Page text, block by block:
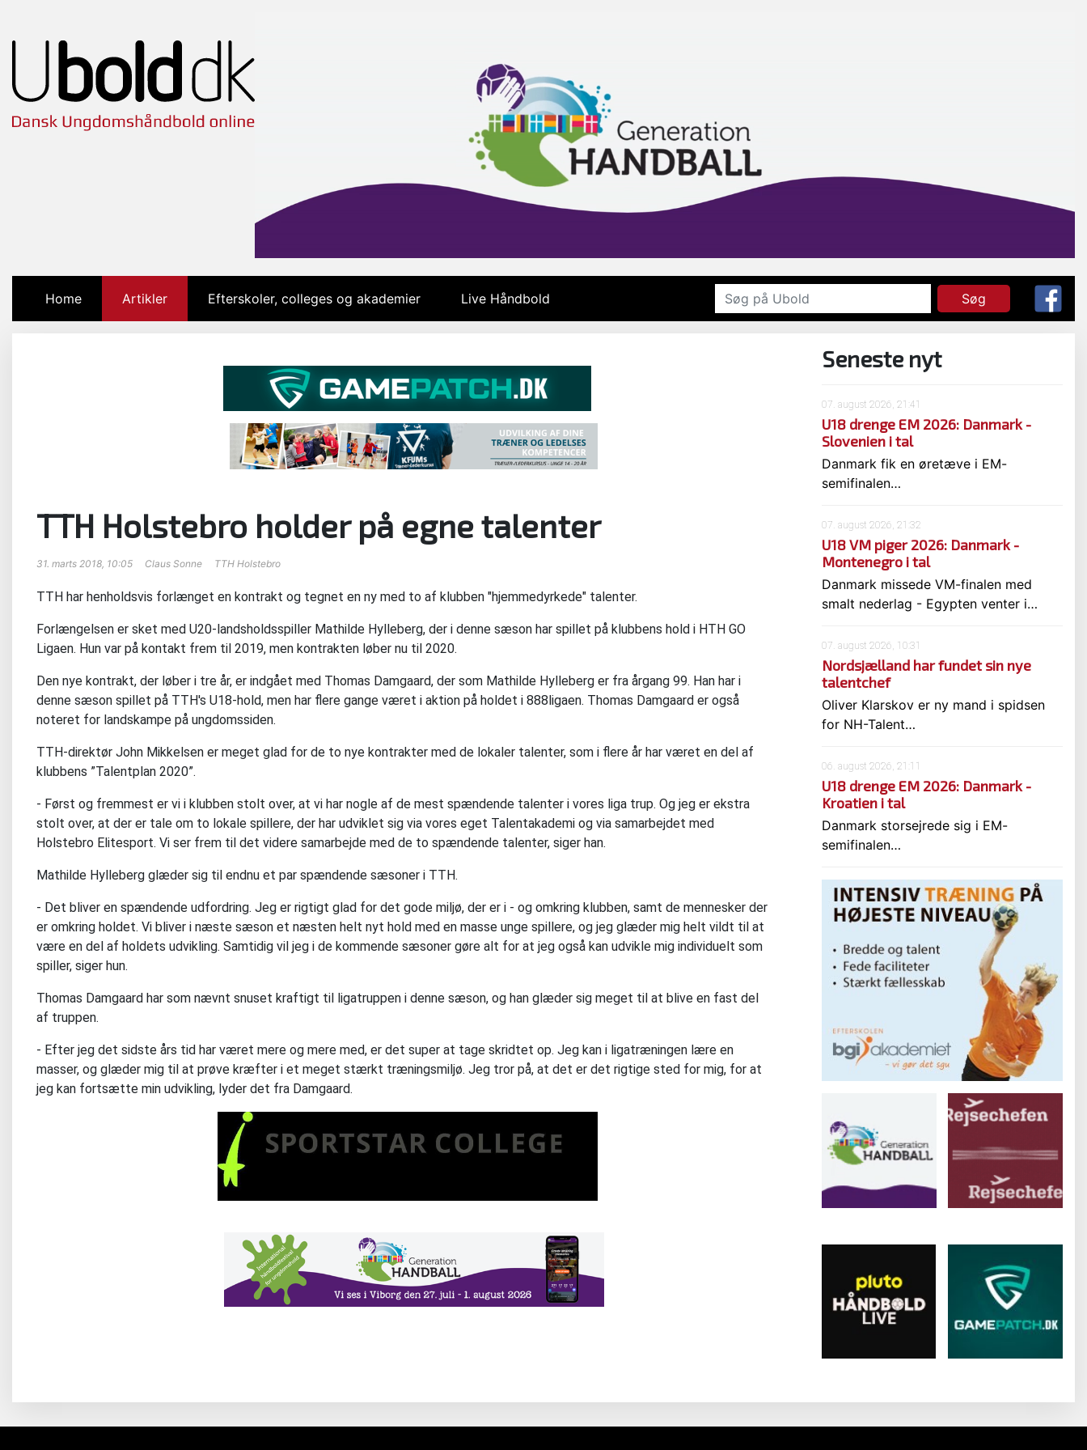
Home (current)Artikler Efterskoler, colleges og akademier Live Håndbold Søg
TTH Holstebro holder på egne talenter
31. marts 2018, 10:05 Claus Sonne TTH Holstebro
TTH har henholdsvis forlænget en kontrakt og tegnet en ny med to af klubben "hjemmedyrkede" talenter.
Forlængelsen er sket med U20-landsholdsspiller Mathilde Hylleberg, der i denne sæson har spillet på klubbens hold i HTH GO
Ligaen. Hun var på kontakt frem til 2019, men kontrakten løber nu til 2020.
Den nye kontrakt, der løber i tre år, er indgået med Thomas Damgaard, der som Mathilde Hylleberg er fra årgang 99. Han har i
denne sæson spillet på TTH's U18-hold, men har flere gange været i aktion på holdet i 888ligaen. Thomas Damgaard er også
noteret for landskampe på ungdomssiden.
TTH-direktør John Mikkelsen er meget glad for de to nye kontrakter med de lokaler talenter, som i flere år har været en del af
klubbens ”Talentplan 2020”.
- Først og fremmest er vi i klubben stolt over, at vi har nogle af de mest spændende talenter i vores liga trup. Og jeg er ekstra
stolt over, at der er tale om to lokale spillere, der har udviklet sig via vores eget Talentakademi og via samarbejdet med
Holstebro Elitesport. Vi ser frem til det videre samarbejde med de to spændende talenter, siger han.
Mathilde Hylleberg glæder sig til endnu et par spændende sæsoner i TTH.
- Det bliver en spændende udfordring. Jeg er rigtigt glad for det gode miljø, der er i - og omkring klubben, samt de mennesker der
er omkring holdet. Vi bliver i næste sæson et næsten helt nyt hold med en masse unge spillere, og jeg glæder mig helt vildt til at
være en del af holdets udvikling. Samtidig vil jeg i de kommende sæsoner gøre alt for at jeg også kan udvikle mig individuelt som
spiller, siger hun.
Thomas Damgaard har som nævnt snuset kraftigt til ligatruppen i denne sæson, og han glæder sig meget til at blive en fast del
af truppen.
- Efter jeg det sidste års tid har været mere og mere med, er det super at tage skridtet op. Jeg kan i ligatræningen lære en
masser, og glæder mig til at prøve kræfter i et meget stærkt træningsmiljø. Jeg tror på, at det er det rigtige sted for mig, for at
jeg kan fortsætte min udvikling, lyder det fra Damgaard.
Seneste nyt
07. august 2026, 21:41
U18 drenge EM 2026: Danmark -
Slovenien i tal
Danmark fik en øretæve i EM-
semifinalen…
07. august 2026, 21:32
U18 VM piger 2026: Danmark -
Montenegro i tal
Danmark missede VM-finalen med
smalt nederlag - Egypten venter i…
07. august 2026, 10:31
Nordsjælland har fundet sin nye
talentchef
Oliver Klarskov er ny mand i spidsen
for NH-Talent…
06. august 2026, 21:11
U18 drenge EM 2026: Danmark -
Kroatien i tal
Danmark storsejrede sig i EM-
semifinalen…